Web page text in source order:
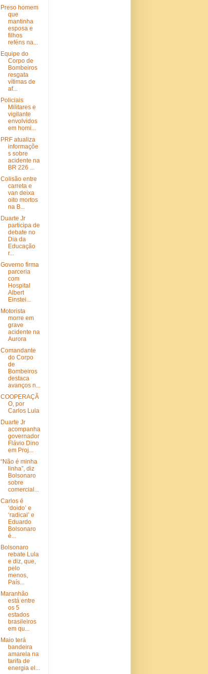
Preso homem
que
mantinha
esposa e
filhos
reféns na...
Equipe do
Corpo de
Bombeiros
resgata
vítimas de
af...
Policiais
Militares e
vigilante
envolvidos
em homi...
PRF atualiza
informaçõe
s sobre
acidente na
BR 226 ...
Colisão entre
carreta e
van deixa
oito mortos
na B...
Duarte Jr
participa de
debate no
Dia da
Educação
r...
Governo firma
parceria
com
Hospital
Albert
Einstei...
Motorista
morre em
grave
acidente na
Aurora
Comandante
do Corpo
de
Bombeiros
destaca
avanços n...
COOPERAÇÃ
O, por
Carlos Lula
Duarte Jr
acompanha
governador
Flávio Dino
em Proj...
“Não é minha
linha”, diz
Bolsonaro
sobre
comercial...
Carlos é
‘doido’ e
‘radical’ e
Eduardo
Bolsonaro
é...
Bolsonaro
rebate Lula
e diz, que,
pelo
menos,
País...
Maranhão
está entre
os 5
estados
brasileiros
em qu...
Maio terá
bandeira
amarela na
tarifa de
energia el...